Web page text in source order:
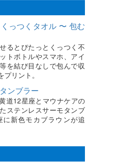
っつくタオル 〜 包む
るとぴたっとくっつく不
トボトルやスマホ、アイ
を結び目なしで包んで収
リント。
ンブラー
道12星座とマウナケアの
ステンレスサーモタンブ
新色モカブラウンが追